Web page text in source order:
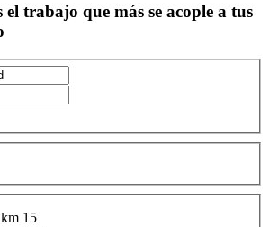
trabajo que más se acople a tus
15